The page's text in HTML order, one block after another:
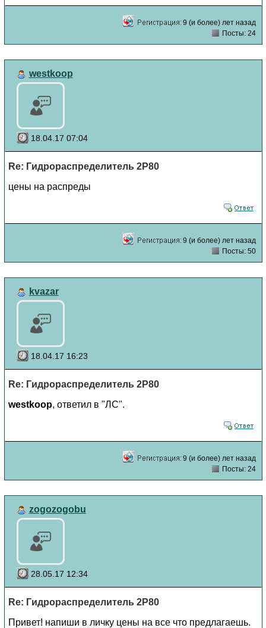
9 (и более) лет назад
Посты: 24
westkoop
18.04.17 07:04
Re: Гидрораспределитель 2Р80
цены на распреды
9 (и более) лет назад
Посты: 50
kvazar
18.04.17 16:23
Re: Гидрораспределитель 2Р80
westkoop, ответил в "ЛС".
9 (и более) лет назад
Посты: 24
zogozogobu
28.05.17 12:34
Re: Гидрораспределитель 2Р80
Привет! напиши в личку цены на все что предлагаешь.